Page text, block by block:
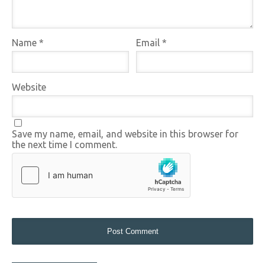
Name * Email*
Website
Save my name, email, and website in this browser for
the next time I comment.